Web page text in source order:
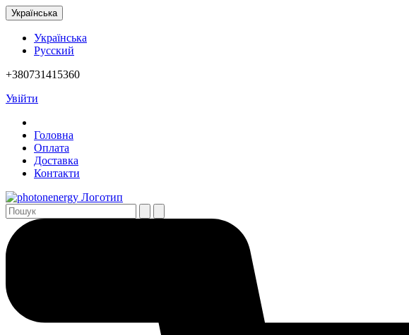
Українська
Українська
Русский
+380731415360
Увійти
Головна
Оплата
Доставка
Контакти